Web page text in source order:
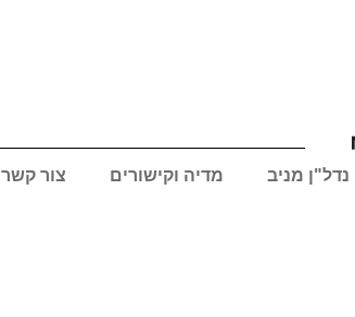
נדל"ן מניב מדיה וקישורים צור קשר